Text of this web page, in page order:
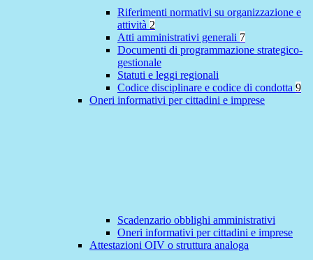
Riferimenti normativi su organizzazione e
attività 2
Atti amministrativi generali 7
Documenti di programmazione strategico-
gestionale
Statuti e leggi regionali
Codice disciplinare e codice di condotta 9
Oneri informativi per cittadini e imprese
Scadenzario obblighi amministrativi
Oneri informativi per cittadini e imprese
Attestazioni OIV o struttura analoga